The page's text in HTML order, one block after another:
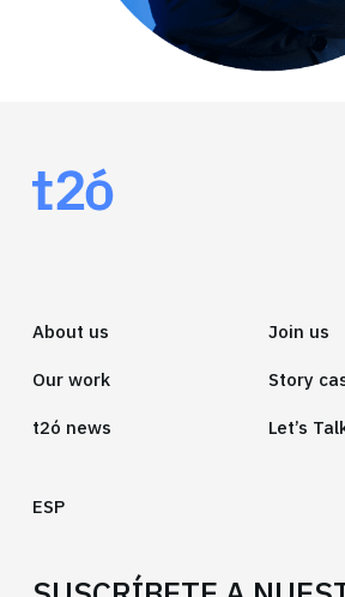
About us
Our work
t2ó news
ESP
Join us
Story
Let’s